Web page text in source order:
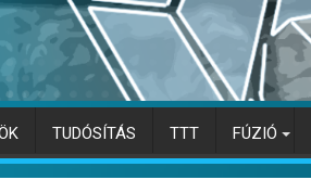
TUDÓSÍTÁS TTT FÚZIÓ